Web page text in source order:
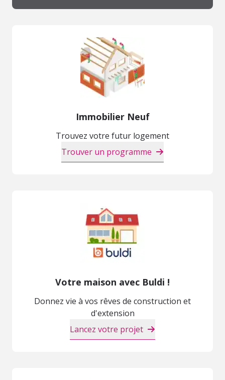
Immobilier Neuf
Trouvez votre futur logement
Trouver un programme
Votre maison avec Buldi !
Donnez vie à vos rêves de construction et
d'extension
Lancez votre projet